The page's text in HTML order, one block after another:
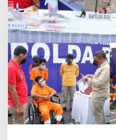
m
b
n
g
k
a
A
p
l
k
a